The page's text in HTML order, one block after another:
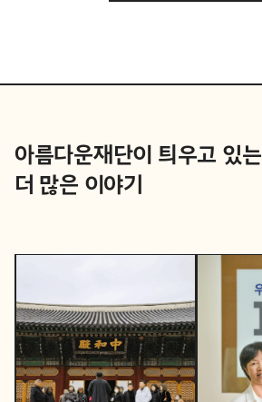
아름다운재단이 틔우고 있는
더 많은 이야기